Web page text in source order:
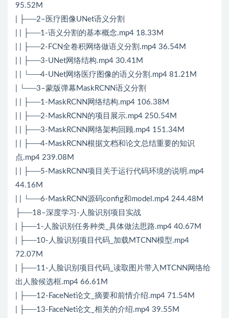
95.52M
| ├──2–医疗图像UNet语义分割
| | ├──1-语义分割的基本概念.mp4 18.33M
| | ├──2-FCN全卷积网络做语义分割.mp4 36.54M
| | ├──3-UNet网络结构.mp4 30.41M
| | └──4-UNet网络医疗图像的语义分割.mp4 81.21M
| └──3–蒙版弹幕MaskRCNN语义分割
| | ├──1-MaskRCNN网络结构.mp4 106.38M
| | ├──2-MaskRCNN的项目展示.mp4 250.54M
| | ├──3-MaskRCNN网络架构回顾.mp4 151.34M
| | ├──4-MaskRCNN根据文档和论文总结重要的知识
点.mp4 239.08M
| | ├──5-MaskRCNN项目关于运行代码环境的说明.mp4
44.16M
| | └──6-MaskRCNN源码config和model.mp4 244.48M
├──18–深度学习-人脸识别项目实战
| ├──1-人脸识别任务种类_具体做法思路.mp4 40.67M
| ├──10-人脸识别项目代码_加载MTCNN模型.mp4
72.07M
| ├──11-人脸识别项目代码_读取图片带入MTCNN网络给
出人脸候选框.mp4 66.61M
| ├──12-FaceNet论文_摘要和前情介绍.mp4 71.54M
| ├──13-FaceNet论文_相关的介绍.mp4 39.55M